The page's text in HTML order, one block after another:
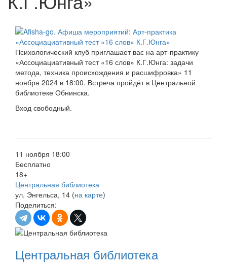
Психологический клуб приглашает вас на арт-практику
«Ассоциациативный тест «16 слов» К.Г.Юнга: задачи
метода, техника происхождения и расшифровка» 11
ноября 2024 в 18:00. Встреча пройдёт в Центральной
библиотеке Обнинска.
Вход свободный.
11 ноября 18:00
Бесплатно
18+
Центральная библиотека
ул. Энгельса, 14 (на карте)
Поделиться:
Центральная библиотека